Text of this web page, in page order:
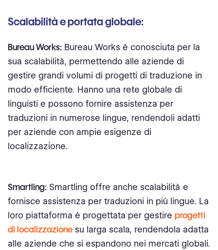
Scalabilità e portata globale:
Bureau Works: Bureau Works è conosciuta per la
sua scalabilità, permettendo alle aziende di
gestire grandi volumi di progetti di traduzione in
modo efficiente. Hanno una rete globale di
linguisti e possono fornire assistenza per
traduzioni in numerose lingue, rendendoli adatti
per aziende con ampie esigenze di
localizzazione.
Smartling: Smartling offre anche scalabilità e
fornisce assistenza per traduzioni in più lingue. La
loro piattaforma è progettata per gestire progetti
di localizzazione su larga scala, rendendola adatta
alle aziende che si espandono nei mercati globali.